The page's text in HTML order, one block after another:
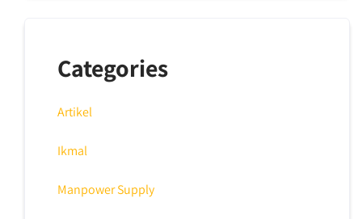
Categories
Artikel
Ikmal
Manpower Supply